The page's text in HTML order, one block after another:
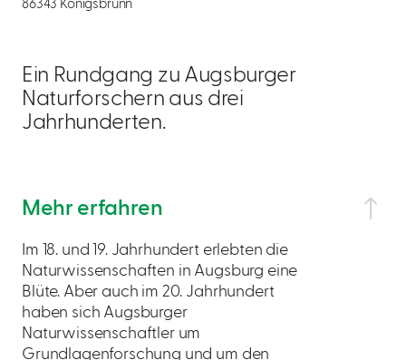
Ein Rundgang zu Augsburger
Naturforschern aus drei
Jahrhunderten.
Mehr erfahren
Im 18. und 19. Jahrhundert erlebten die
Naturwissenschaften in Augsburg eine
Blüte. Aber auch im 20. Jahrhundert
haben sich Augsburger
Naturwissenschaftler um
Grundlagenforschung und um den
86343 Königsbrunn